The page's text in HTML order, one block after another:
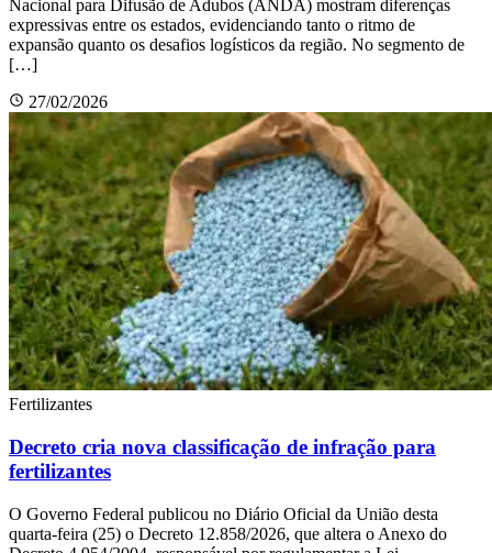
Nacional para Difusão de Adubos (ANDA) mostram diferenças
expressivas entre os estados, evidenciando tanto o ritmo de
expansão quanto os desafios logísticos da região. No segmento de
[…]
27/02/2026
Fertilizantes
Decreto cria nova classificação de infração para
fertilizantes
O Governo Federal publicou no Diário Oficial da União desta
quarta-feira (25) o Decreto 12.858/2026, que altera o Anexo do